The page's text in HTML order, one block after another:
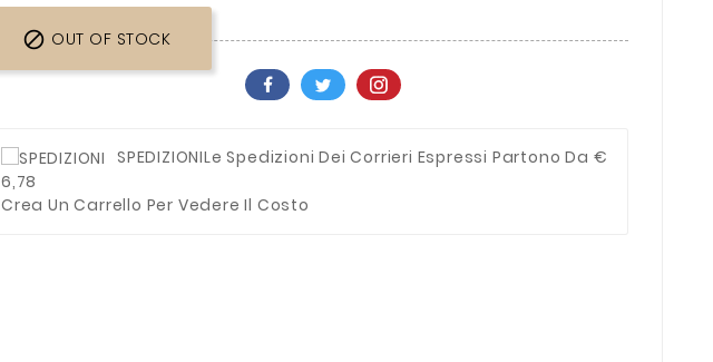
 OUT OF STOCK
SPEDIZIONILe Spedizioni Dei Corrieri Espressi Partono Da €
6,78
Crea Un Carrello Per Vedere Il Costo